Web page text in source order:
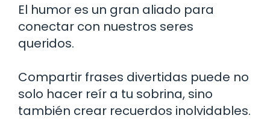
El humor es un gran aliado para
conectar con nuestros seres
queridos.
Compartir frases divertidas puede no
solo hacer reír a tu sobrina, sino
también crear recuerdos inolvidables.